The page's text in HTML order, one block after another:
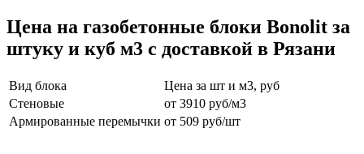
Цена на газобетонные блоки Bonolit за
штуку и куб м3 с доставкой в Рязани
Вид блока
Цена за шт и м3, руб
Стеновые
от 3910 руб/м3
Армированные перемычки от 509 руб/шт